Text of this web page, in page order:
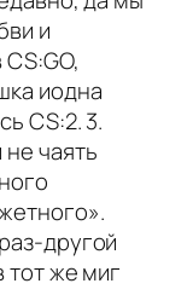
и
иодна
CS:2. 3.
чаять
другой
тот же миг